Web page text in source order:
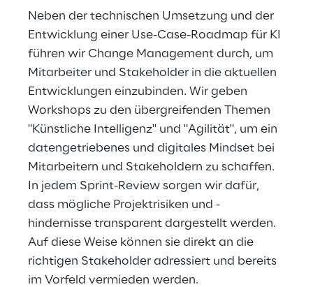
Neben der technischen Umsetzung und der
Entwicklung einer Use-Case-Roadmap für KI
führen wir Change Management durch, um
Mitarbeiter und Stakeholder in die aktuellen
Entwicklungen einzubinden. Wir geben
Workshops zu den übergreifenden Themen
"Künstliche Intelligenz" und "Agilität", um ein
datengetriebenes und digitales Mindset bei
Mitarbeitern und Stakeholdern zu schaffen.
In jedem Sprint-Review sorgen wir dafür,
dass mögliche Projektrisiken und -
hindernisse transparent dargestellt werden.
Auf diese Weise können sie direkt an die
richtigen Stakeholder adressiert und bereits
im Vorfeld vermieden werden.